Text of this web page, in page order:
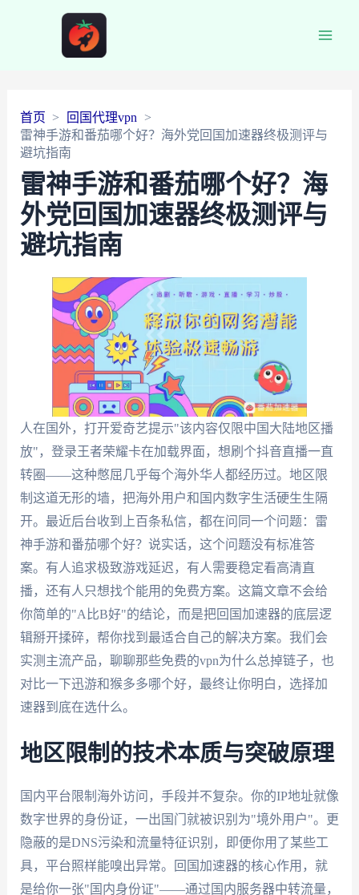
首页
回国代理vpn
雷神手游和番茄哪个好？海外党回国加速器终极测评与
避坑指南
雷神手游和番茄哪个好？海
外党回国加速器终极测评与
避坑指南
人在国外，打开爱奇艺提示"该内容仅限中国大陆地区播
放"，登录王者荣耀卡在加载界面，想刷个抖音直播一直
转圈——这种憋屈几乎每个海外华人都经历过。地区限
制这道无形的墙，把海外用户和国内数字生活硬生生隔
开。最近后台收到上百条私信，都在问同一个问题：雷
神手游和番茄哪个好？说实话，这个问题没有标准答
案。有人追求极致游戏延迟，有人需要稳定看高清直
播，还有人只想找个能用的免费方案。这篇文章不会给
你简单的"A比B好"的结论，而是把回国加速器的底层逻
辑掰开揉碎，帮你找到最适合自己的解决方案。我们会
实测主流产品，聊聊那些免费的vpn为什么总掉链子，也
对比一下迅游和猴多多哪个好，最终让你明白，选择加
速器到底在选什么。
地区限制的技术本质与突破原理
国内平台限制海外访问，手段并不复杂。你的IP地址就像
数字世界的身份证，一出国门就被识别为"境外用户"。更
隐蔽的是DNS污染和流量特征识别，即便你用了某些工
具，平台照样能嗅出异常。回国加速器的核心作用，就
是给你一张"国内身份证"——通过国内服务器中转流量，